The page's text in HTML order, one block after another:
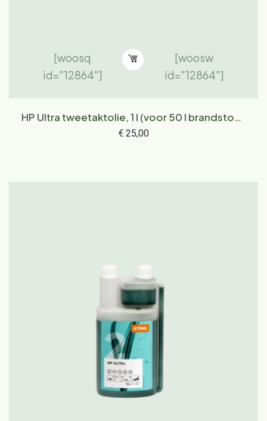
[woosq
id="12864"]
[woosw
id="12864"]
HP Ultra tweetaktolie, 1 l (voor 50 l brandstof),
doseerfles
€25,00